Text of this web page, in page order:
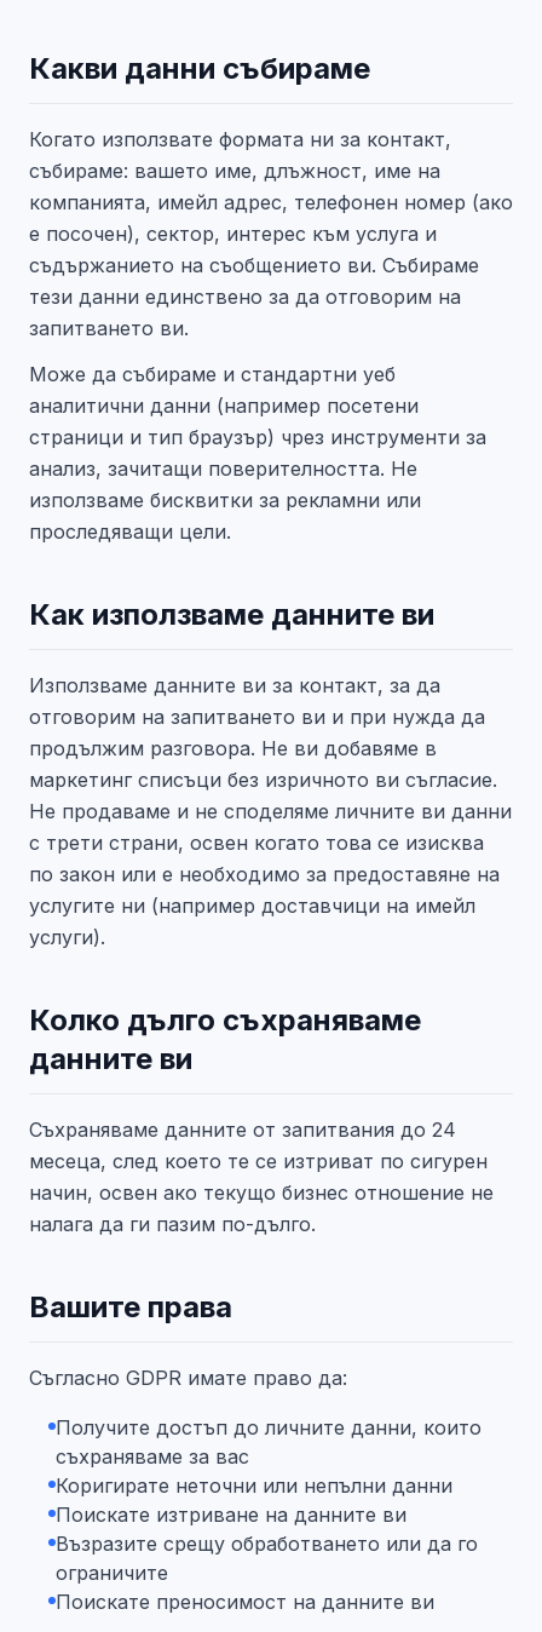
Какви данни събираме
Когато използвате формата ни за контакт,
събираме: вашето име, длъжност, име на
компанията, имейл адрес, телефонен номер (ако
е посочен), сектор, интерес към услуга и
съдържанието на съобщението ви. Събираме
тези данни единствено за да отговорим на
запитването ви.
Може да събираме и стандартни уеб
аналитични данни (например посетени
страници и тип браузър) чрез инструменти за
анализ, зачитащи поверителността. Не
използваме бисквитки за рекламни или
проследяващи цели.
Как използваме данните ви
Използваме данните ви за контакт, за да
отговорим на запитването ви и при нужда да
продължим разговора. Не ви добавяме в
маркетинг списъци без изричното ви съгласие.
Не продаваме и не споделяме личните ви данни
с трети страни, освен когато това се изисква
по закон или е необходимо за предоставяне на
услугите ни (например доставчици на имейл
услуги).
Колко дълго съхраняваме
данните ви
Съхраняваме данните от запитвания до 24
месеца, след което те се изтриват по сигурен
начин, освен ако текущо бизнес отношение не
налага да ги пазим по-дълго.
Вашите права
Съгласно GDPR имате право да:
Получите достъп до личните данни, които
съхраняваме за вас
Коригирате неточни или непълни данни
Поискате изтриване на данните ви
Възразите срещу обработването или да го
ограничите
Поискате преносимост на данните ви